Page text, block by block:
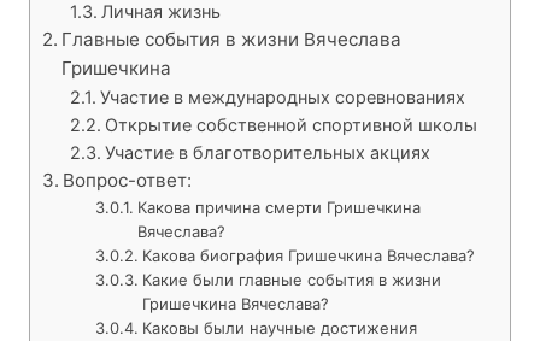
Личная жизнь
Главные события в жизни Вячеслава
Гришечкина
Участие в международных соревнованиях
Открытие собственной спортивной школы
Участие в благотворительных акциях
Вопрос-ответ:
Какова причина смерти Гришечкина
Вячеслава?
Какова биография Гришечкина Вячеслава?
Какие были главные события в жизни
Гришечкина Вячеслава?
Каковы были научные достижения